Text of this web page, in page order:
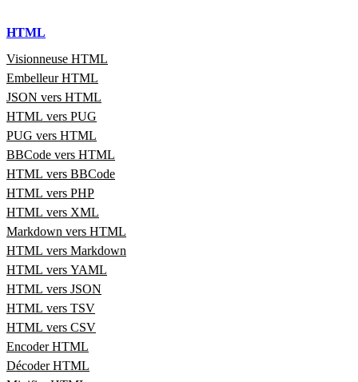
HTML
Visionneuse HTML
Embelleur HTML
JSON vers HTML
HTML vers PUG
PUG vers HTML
BBCode vers HTML
HTML vers BBCode
HTML vers PHP
HTML vers XML
Markdown vers HTML
HTML vers Markdown
HTML vers YAML
HTML vers JSON
HTML vers TSV
HTML vers CSV
Encoder HTML
Décoder HTML